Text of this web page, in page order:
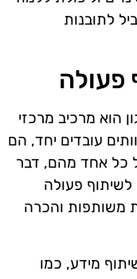
לתובנות
פעולה
הוא מרכיב מרכזי
עובדים יחד, הם
כל אחד מהם, דבר
לשיתוף פעולה
משותפות והכרה
מידע, כמו